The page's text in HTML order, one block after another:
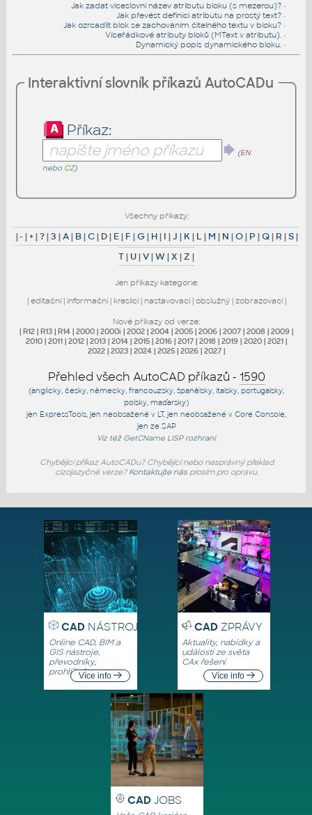
Jak zadat víceslovní název atributu bloku (s mezerou)? •
Jak převést definici atributu na prostý text? •
Jak ozrcadlit blok se zachováním čitelného textu v bloku? •
Víceřádkové atributy bloků (MText v atributu). •
Dynamický popis dynamického bloku. •
Interaktivní slovník příkazů AutoCADu
Příkaz:
(EN
nebo CZ)
Všechny příkazy:
|- |+|?|3 |A| B|C| D| E| F |G| H| I |J | K| L | M | N |O| P |Q| R |S|
T| U|V|W|X |Z |
Jen příkazy kategorie:
| editační| informační| kreslicí| nastavovací| obslužný| zobrazovací|
Nové příkazy od verze:
| R12 | R13 | R14 | 2000 | 2000i | 2002 | 2004 | 2005 | 2006 | 2007 | 2008 | 2009 |
2010 | 2011 | 2012 | 2013 | 2014 | 2015 | 2016 | 2017 | 2018 | 2019 | 2020 | 2021 |
2022 | 2023 | 2024 | 2025 | 2026 | 2027 |
Přehled všech AutoCAD příkazů - 1590
(anglicky, česky, německy, francouzsky, španělsky, italsky, portugalsky,
polsky, maďarsky)
jen ExpressTools , jen neobsažené v LT, jen neobsažené v Core Console
jen ze SAP
Viz též GetCNameLISP rozhraní.
Chybějící příkaz AutoCADu? Chybějící nebo nesprávný překlad
cizojazyčné verze? Kontaktujte násprosím pro opravu.
CADNÁSTROJE
Online CAD, BIM a
GIS nástroje,
převodníky,
prohlížečeVíce info
CADZPRÁVY
Aktuality, nabídky a
události ze světa
CAx řešení
Více info
CAD JOBS